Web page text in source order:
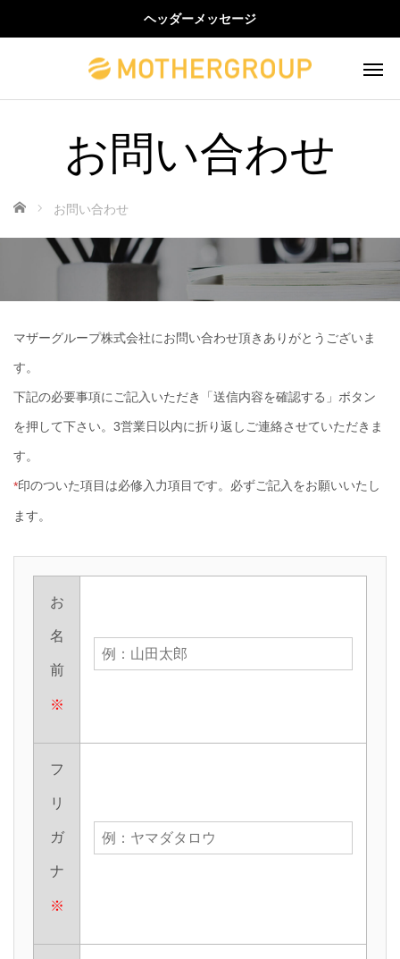
ヘッダーメッセージ
お問い合わせ
ホーム お問い合わせ
マザーグループ株式会社にお問い合わせ頂きありがとうございま
す。
下記の必要事項にご記入いただき「送信内容を確認する」ボタン
を押して下さい。3営業日以内に折り返しご連絡させていただきま
す。
*印のついた項目は必修入力項目です。必ずご記入をお願いいたし
ます。
お
名
前
※
フ
リ
ガ
ナ
※